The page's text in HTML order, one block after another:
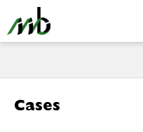
Cases